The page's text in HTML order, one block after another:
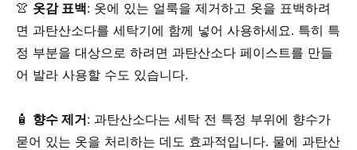
👚 옷감 표백: 옷에 있는 얼룩을 제거하고 옷을 표백하려
면 과탄산소다를 세탁기에 함께 넣어 사용하세요. 특히 특
정 부분을 대상으로 하려면 과탄산소다 페이스트를 만들
어 발라 사용할 수도 있습니다.
🧴 향수 제거: 과탄산소다는 세탁 전 특정 부위에 향수가
묻어 있는 옷을 처리하는 데도 효과적입니다. 물에 과탄산